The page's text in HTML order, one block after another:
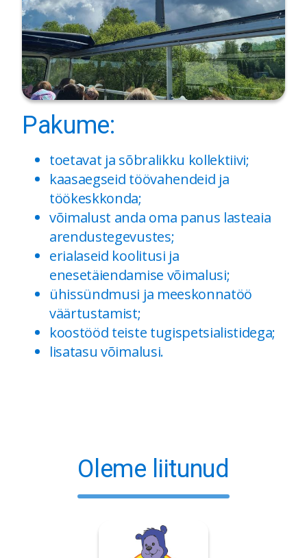
Pakume:
toetavat ja sõbralikku kollektiivi;
kaasaegseid töövahendeid ja
töökeskkonda;
võimalust anda oma panus lasteaia
arendustegevustes;
erialaseid koolitusi ja
enesetäiendamise võimalusi;
ühissündmusi ja meeskonnatöö
väärtustamist;
koostööd teiste tugispetsialistidega;
lisatasu võimalusi.
Oleme liitunud